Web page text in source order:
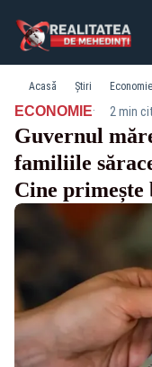
Acasă Știri Economie
ECONOMIE· 2 min
Guvernul
familiile
Cine